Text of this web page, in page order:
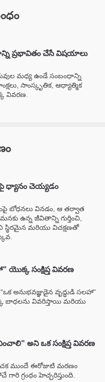
ప్రభావితం చేసే విషయాలు
మధ్య ఉండే సంబంధాన్ని
సాంస్కృతిక, ఆధ్యాత్మిక
ధ్యానం చెయ్యడం
బోధనలు వినడం, ఆ తర్వాత
ఉన్న జీవితాన్ని గుర్తించి,
స్థిరమైన మరియు విచక్షణతో
యొక్క సంక్షిప్త వివరణ
అనుభవజ్ఞుడైన వృద్ధుడి సలహా"
బాధలను వివరిస్తాయి మరియు
అని ఒక సంక్షిప్త వివరణ
ముందే ఈరోజుటి మరణం
గారి గ్రంథం హెచ్చరిస్తుంది.